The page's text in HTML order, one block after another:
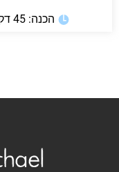
הכנה: 45 דקות